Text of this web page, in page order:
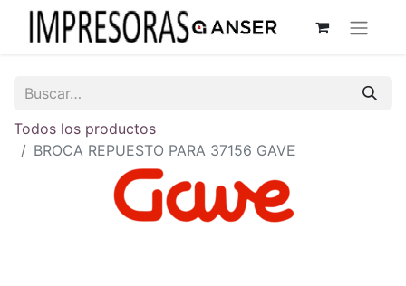
Todos los productos
BROCA REPUESTO PARA 37156 GAVE